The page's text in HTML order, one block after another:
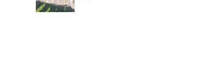
Projekti